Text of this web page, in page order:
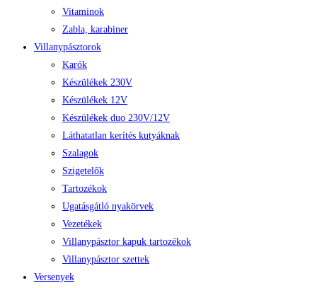
Vitaminok
Zabla, karabiner
Villanypásztorok
Karók
Készülékek 230V
Készülékek 12V
Készülékek duo 230V/12V
Láthatatlan kerítés kutyáknak
Szalagok
Szigetelők
Tartozékok
Ugatásgátló nyakörvek
Vezetékek
Villanypásztor kapuk tartozékok
Villanypásztor szettek
Versenyek